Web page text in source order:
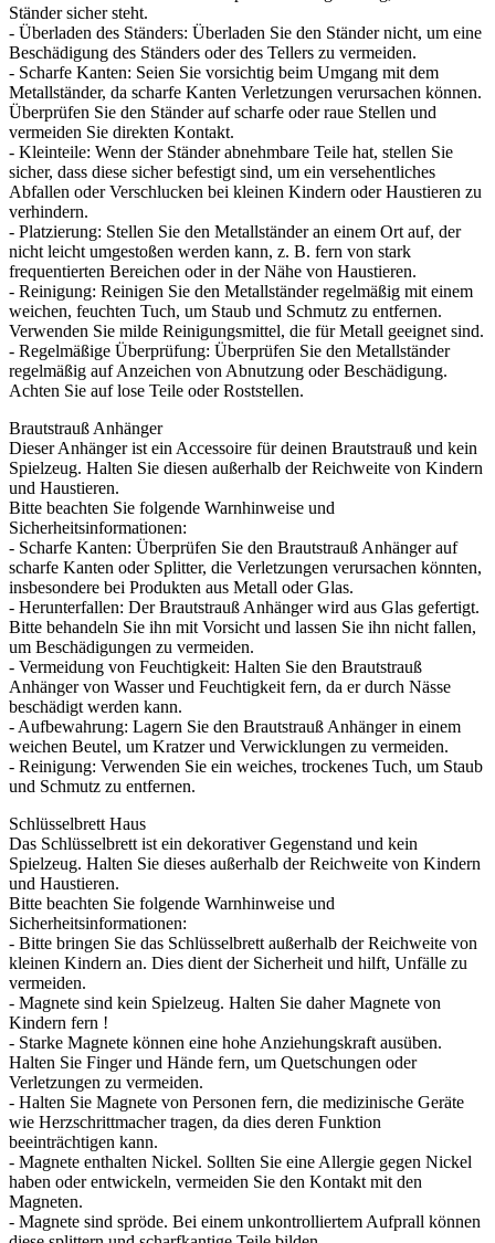
Ständer sicher steht.
- Überladen des Ständers: Überladen Sie den Ständer nicht, um eine
Beschädigung des Ständers oder des Tellers zu vermeiden.
- Scharfe Kanten: Seien Sie vorsichtig beim Umgang mit dem
Metallständer, da scharfe Kanten Verletzungen verursachen können.
Überprüfen Sie den Ständer auf scharfe oder raue Stellen und
vermeiden Sie direkten Kontakt.
- Kleinteile: Wenn der Ständer abnehmbare Teile hat, stellen Sie
sicher, dass diese sicher befestigt sind, um ein versehentliches
Abfallen oder Verschlucken bei kleinen Kindern oder Haustieren zu
verhindern.
- Platzierung: Stellen Sie den Metallständer an einem Ort auf, der
nicht leicht umgestoßen werden kann, z. B. fern von stark
frequentierten Bereichen oder in der Nähe von Haustieren.
- Reinigung: Reinigen Sie den Metallständer regelmäßig mit einem
weichen, feuchten Tuch, um Staub und Schmutz zu entfernen.
Verwenden Sie milde Reinigungsmittel, die für Metall geeignet sind.
- Regelmäßige Überprüfung: Überprüfen Sie den Metallständer
regelmäßig auf Anzeichen von Abnutzung oder Beschädigung.
Achten Sie auf lose Teile oder Roststellen.
Brautstrauß Anhänger
Dieser Anhänger ist ein Accessoire für deinen Brautstrauß und kein
Spielzeug. Halten Sie diesen außerhalb der Reichweite von Kindern
und Haustieren.
Bitte beachten Sie folgende Warnhinweise und
Sicherheitsinformationen:
- Scharfe Kanten: Überprüfen Sie den Brautstrauß Anhänger auf
scharfe Kanten oder Splitter, die Verletzungen verursachen könnten,
insbesondere bei Produkten aus Metall oder Glas.
- Herunterfallen: Der Brautstrauß Anhänger wird aus Glas gefertigt.
Bitte behandeln Sie ihn mit Vorsicht und lassen Sie ihn nicht fallen,
um Beschädigungen zu vermeiden.
- Vermeidung von Feuchtigkeit: Halten Sie den Brautstrauß
Anhänger von Wasser und Feuchtigkeit fern, da er durch Nässe
beschädigt werden kann.
- Aufbewahrung: Lagern Sie den Brautstrauß Anhänger in einem
weichen Beutel, um Kratzer und Verwicklungen zu vermeiden.
- Reinigung: Verwenden Sie ein weiches, trockenes Tuch, um Staub
und Schmutz zu entfernen.
Schlüsselbrett Haus
Das Schlüsselbrett ist ein dekorativer Gegenstand und kein
Spielzeug. Halten Sie dieses außerhalb der Reichweite von Kindern
und Haustieren.
Bitte beachten Sie folgende Warnhinweise und
Sicherheitsinformationen:
- Bitte bringen Sie das Schlüsselbrett außerhalb der Reichweite von
kleinen Kindern an. Dies dient der Sicherheit und hilft, Unfälle zu
vermeiden.
- Magnete sind kein Spielzeug. Halten Sie daher Magnete von
Kindern fern !
- Starke Magnete können eine hohe Anziehungskraft ausüben.
Halten Sie Finger und Hände fern, um Quetschungen oder
Verletzungen zu vermeiden.
- Halten Sie Magnete von Personen fern, die medizinische Geräte
wie Herzschrittmacher tragen, da dies deren Funktion
beeinträchtigen kann.
- Magnete enthalten Nickel. Sollten Sie eine Allergie gegen Nickel
haben oder entwickeln, vermeiden Sie den Kontakt mit den
Magneten.
- Magnete sind spröde. Bei einem unkontrolliertem Aufprall können